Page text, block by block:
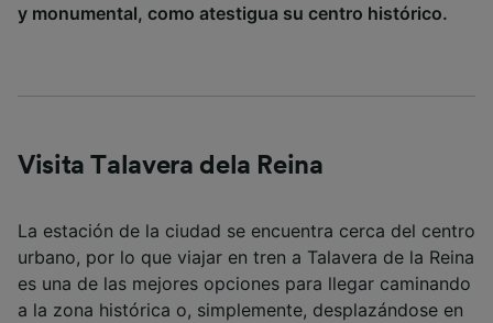
y monumental, como atestigua su centro histórico.
Visita Talavera dela Reina
La estación de la ciudad se encuentra cerca del centro
urbano, por lo que viajar en tren a Talavera de la Reina
es una de las mejores opciones para llegar caminando
a la zona histórica o, simplemente, desplazándose en